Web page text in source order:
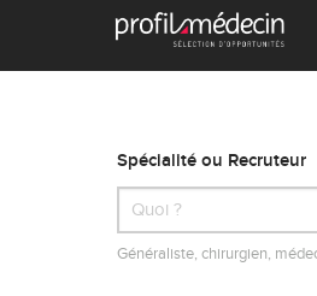
Spécialité ou Recruteur
Généraliste, chirurgien,